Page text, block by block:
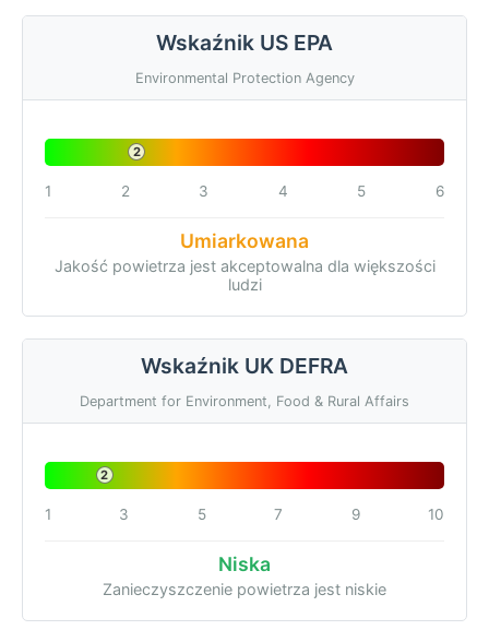
Wskaźnik US EPA
Environmental Protection Agency
2
1 2 3 4 5 6
Umiarkowana
Jakość powietrza jest akceptowalna dla większości
ludzi
Wskaźnik UK DEFRA
Department for Environment, Food & Rural Affairs
2
1 3 5 7 9 10
Niska
Zanieczyszczenie powietrza jest niskie